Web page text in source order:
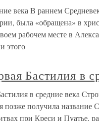
века В раннем
была «обращена» в
рабочем месте в
этого
Бастилия в
в средние века
позже получила
при Креси и Пуатье,